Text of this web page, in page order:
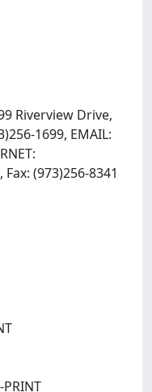
Riverview Drive,
1699, EMAIL: